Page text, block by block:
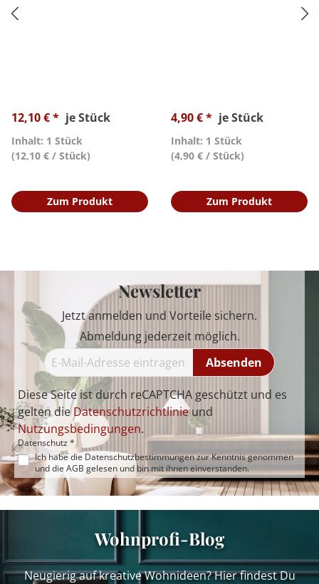
12,10 € * je Stück
Inhalt: 1 Stück
(12,10 € / Stück)
Zum Produkt
4,90 € * je Stück
Inhalt: 1 Stück
(4,90 € / Stück)
Zum Produkt
Newsletter
Jetzt anmelden und Vorteile sichern.
Abmeldung jederzeit möglich.
Absenden
Diese Seite ist durch reCAPTCHA geschützt und es
gelten dieDatenschutzrichtlinieund
Nutzungsbedingungen.
Datenschutz *
Ich habe die Datenschutzbestimmungenzur Kenntnis genommen
und die AGB gelesen und bin mit ihnen einverstanden.
Wohnprofi-Blog
Neugierig auf kreative Wohnideen? Hier findest Du